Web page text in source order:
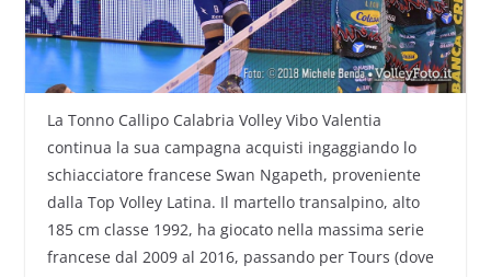
La Tonno Callipo Calabria Volley Vibo Valentia
continua la sua campagna acquisti ingaggiando lo
schiacciatore francese Swan Ngapeth, proveniente
dalla Top Volley Latina. Il martello transalpino, alto
185 cm classe 1992, ha giocato nella massima serie
francese dal 2009 al 2016, passando per Tours (dove